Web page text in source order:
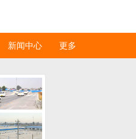
新闻中心 更多